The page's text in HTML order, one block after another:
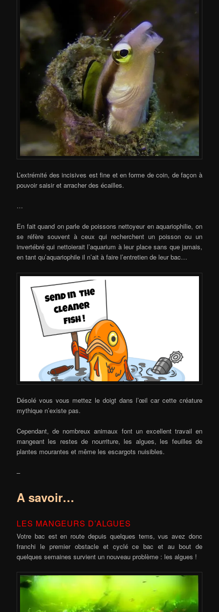
L’extrémité des incisives est fine et en forme de coin, de façon à
pouvoir saisir et arracher des écailles.
…
En fait quand on parle de poissons nettoyeur en aquariophilie, on
se réfère souvent à ceux qui recherchent un poisson ou un
invertébré qui nettoierait l’aquarium à leur place sans que jamais,
en tant qu’aquariophile il n’ait à faire l’entretien de leur bac…
Désolé vous vous mettez le doigt dans l’œil car cette créature
mythique n’existe pas.
Cependant, de nombreux animaux font un excellent travail en
mangeant les restes de nourriture, les algues, les feuilles de
plantes mourantes et même les escargots nuisibles.
–
A savoir…
LES MANGEURS D’ALGUES
Votre bac est en route depuis quelques tems, vus avez donc
franchi le premier obstacle et cyclé ce bac et au bout de
quelques semaines survient un nouveau problème : les algues !